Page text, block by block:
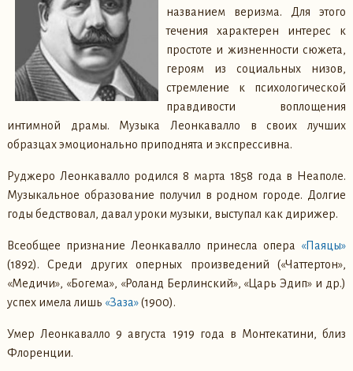
названием веризма. Для этого
течения характерен интерес к
простоте и жизненности сюжета,
героям из социальных низов,
стремление к психологической
правдивости воплощения
интимной драмы. Музыка Леонкавалло в своих лучших
образцах эмоционально приподнята и экспрессивна.
Руджеро Леонкавалло родился 8 марта 1858 года в Неаполе.
Музыкальное образование получил в родном городе. Долгие
годы бедствовал, давал уроки музыки, выступал как дирижер.
Всеобщее признание Леонкавалло принесла опера «Паяцы»
(1892). Среди других оперных произведений («Чаттертон»,
«Медичи», «Богема», «Роланд Берлинский», «Царь Эдип» и др.)
успех имела лишь «Заза»(1900).
Умер Леонкавалло 9 августа 1919 года в Монтекатини, близ
Флоренции.